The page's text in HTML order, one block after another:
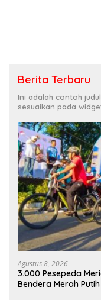
Berita Terbaru
Ini adalah contoh
sesuaikan pada
Agustus 8, 2026
3.000 Pesepeda
Bendera Merah